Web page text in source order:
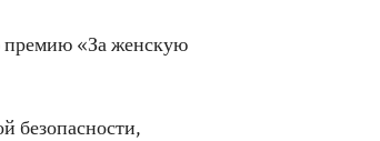
премию «За женскую
безопасности,